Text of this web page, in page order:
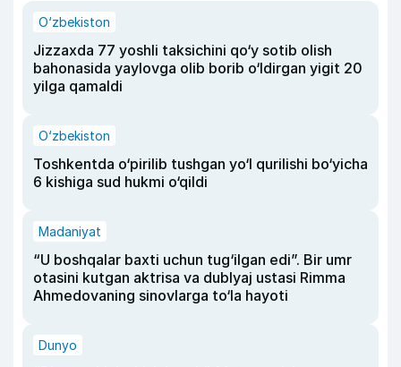
O‘zbekiston
Jizzaxda 77 yoshli taksichini qo‘y sotib olish
bahonasida yaylovga olib borib o‘ldirgan yigit 20
yilga qamaldi
O‘zbekiston
Toshkentda o‘pirilib tushgan yo‘l qurilishi bo‘yicha
6 kishiga sud hukmi o‘qildi
Madaniyat
“U boshqalar baxti uchun tug‘ilgan edi”. Bir umr
otasini kutgan aktrisa va dublyaj ustasi Rimma
Ahmedovaning sinovlarga to‘la hayoti
Dunyo